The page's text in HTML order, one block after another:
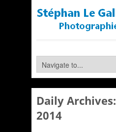
Daily Archives:
2014